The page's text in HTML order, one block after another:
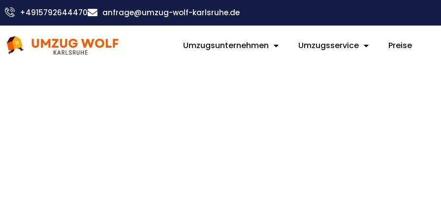
Zum
Inhalt
+4915792644470 anfrage@umzug-wolf-karlsruhe.de
Umzugsunternehmen Umzugsservice Preise